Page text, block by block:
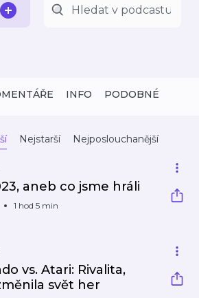
INFO PODOBNÉ
Nejstarší Nejposlouchanější
aneb co jsme hráli
1 hod 5 min
vs. Atari: Rivalita,
svět her